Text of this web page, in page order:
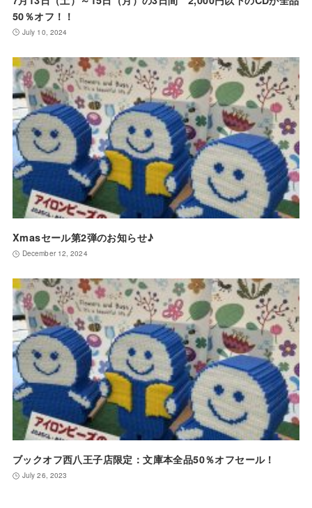
50％オフ！！
July 10, 2024
Xmasセール第2弾のお知らせ♪
December 12, 2024
ブックオフ西八王子店限定：文庫本全品50％オフセール！
July 26, 2023